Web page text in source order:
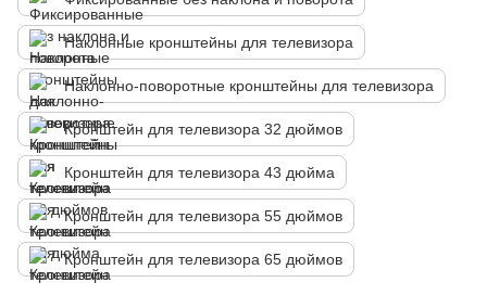
Наклонные кронштейны для телевизора
Наклонно-поворотные кронштейны для телевизора
Кронштейн для телевизора 32 дюймов
Кронштейн для телевизора 43 дюйма
Кронштейн для телевизора 55 дюймов
Кронштейн для телевизора 65 дюймов